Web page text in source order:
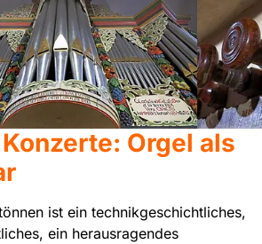
Orgel als
ist ein technikgeschichtliches,
ein herausragendes